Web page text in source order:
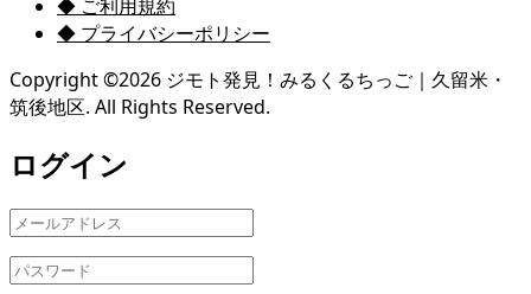
◆ ご利用規約
◆ プライバシーポリシー
Copyright ©2026 ジモト発見！みるくるちっご｜久留米・
筑後地区. All Rights Reserved.
ログイン